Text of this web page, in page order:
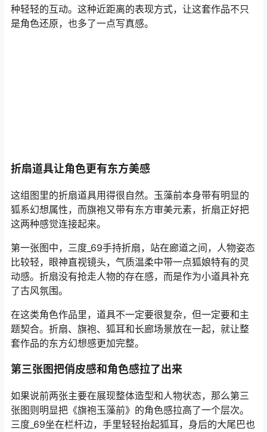
种轻轻的互动。这种近距离的表现方式，让这套作品不只
是角色还原，也多了一点写真感。
折扇道具让角色更有东方美感
这组图里的折扇道具用得很自然。玉藻前本身带有明显的
狐系幻想属性，而旗袍又带有东方审美元素，折扇正好把
这两种感觉连接起来。
第一张图中，三度_69手持折扇，站在廊道之间，人物姿态
比较轻，眼神直视镜头，气质温柔中带一点狐娘特有的灵
动感。折扇没有抢走人物的存在感，而是作为小道具补充
了古风氛围。
在这类角色作品里，道具不一定要很复杂，但一定要和主
题契合。折扇、旗袍、狐耳和长廊场景放在一起，就让整
套作品的东方幻想感更加完整。
第三张图把俏皮感和角色感拉了出来
如果说前两张主要在展现整体造型和人物状态，那么第三
张图则明显把《旗袍玉藻前》的角色感拉高了一个层次。
三度_69坐在栏杆边，手里轻轻抬起狐耳，身后的大尾巴也